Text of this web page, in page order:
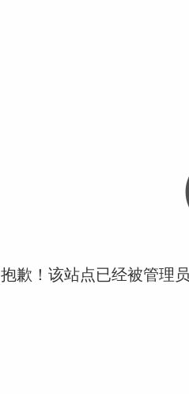
抱歉！该站点已经被管理